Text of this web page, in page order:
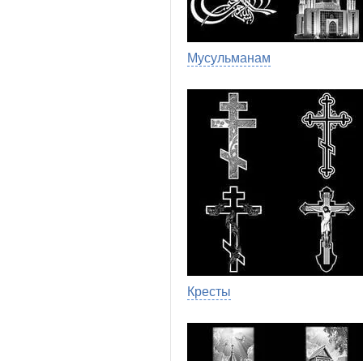
Мусульманам
Кресты